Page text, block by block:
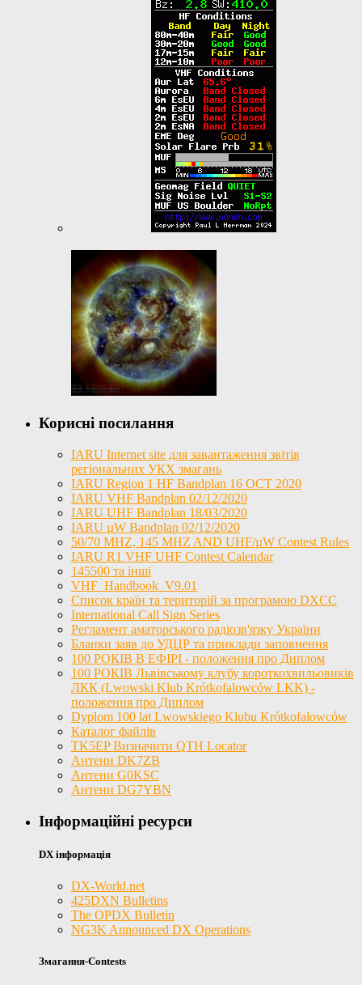
Корисні посилання
IARU Internet site для завантаження звітів
регіональних УКХ змагань
IARU Region 1 HF Bandplan 16 OCT 2020
IARU VHF Bandplan 02/12/2020
IARU UHF Bandplan 18/03/2020
IARU µW Bandplan 02/12/2020
50/70 MHZ, 145 MHZ AND UHF/µW Contest Rules
IARU R1 VHF UHF Contest Calendar
145500 та інші
VHF_Handbook_V9.01
Список країн та територій за програмою DXCC
International Call Sign Series
Регламент аматорського радіозв'язку України
Бланки заяв до УДЦР та приклади заповнення
100 РОКІВ В ЕФІРІ - положення про Диплом
100 РОКІВ Львівському клубу короткохвильовиків
ЛКК (Lwowski Klub Krótkofalowców LKK) -
положення про Диплом
Dyplom 100 lat Lwowskiego Klubu Krótkofalowców
Каталог файлів
TK5EP Визначити QTH Locator
Антени DK7ZB
Антени G0KSC
Антени DG7YBN
Інформаційні ресурси
DX інформація
DX-World.net
425DXN Bulletins
The OPDX Bulletin
NG3K Announced DX Operations
Змагання-Contests